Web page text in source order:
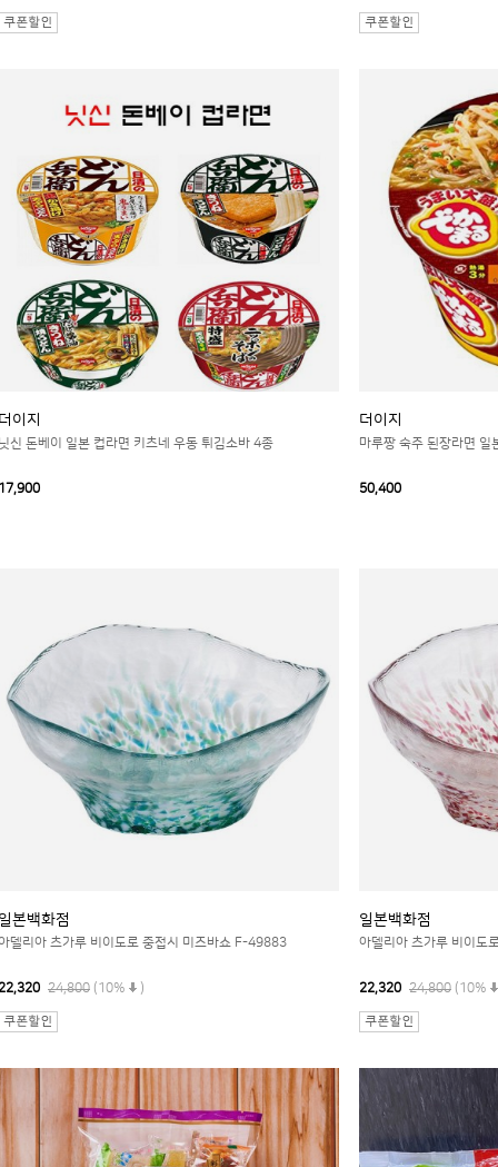
이지
신 돈베이 일본 컵라면 키츠네 우동 튀김소바 4종
더이지
마루짱 숙주 된장라면
50,400
본백화점
델리아 츠가루 비이도로 중접시 미즈바쇼 F-49883
24,800 (10% )
일본백화점
아델리아 츠가루 비이도
22,320 24,800 (10%